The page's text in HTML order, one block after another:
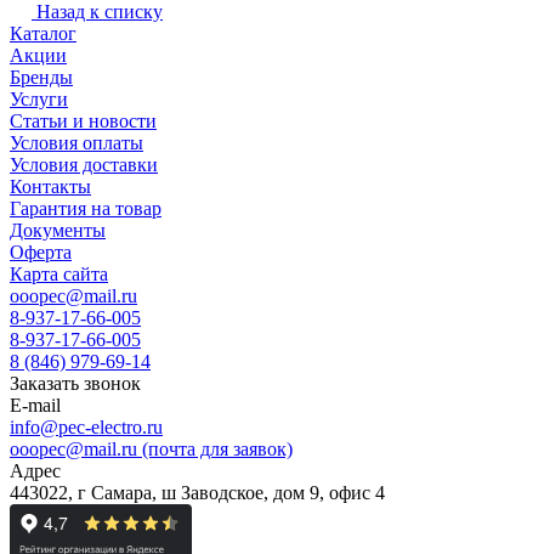
Назад к списку
Каталог
Акции
Бренды
Услуги
Статьи и новости
Условия оплаты
Условия доставки
Контакты
Гарантия на товар
Документы
Оферта
Карта сайта
ooopec@mail.ru
8-937-17-66-005
8-937-17-66-005
8 (846) 979-69-14
Заказать звонок
E-mail
info@pec-electro.ru
ooopec@mail.ru (почта для заявок)
Адрес
443022, г Самара, ш Заводское, дом 9, офис 4